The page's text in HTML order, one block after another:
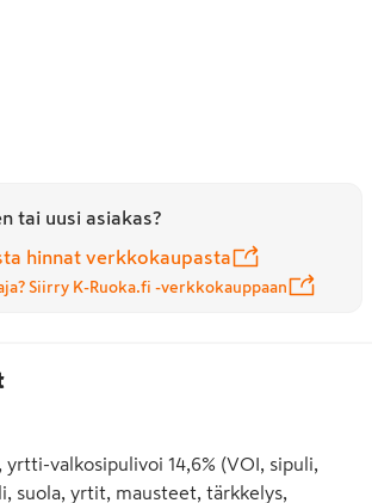
tai uusi asiakas?
hinnat verkkokaupasta
Siirry K-Ruoka.fi -verkkokauppaan
valkosipulivoi 14,6% (VOI, sipuli,
suola, yrtit, mausteet, tärkkelys,